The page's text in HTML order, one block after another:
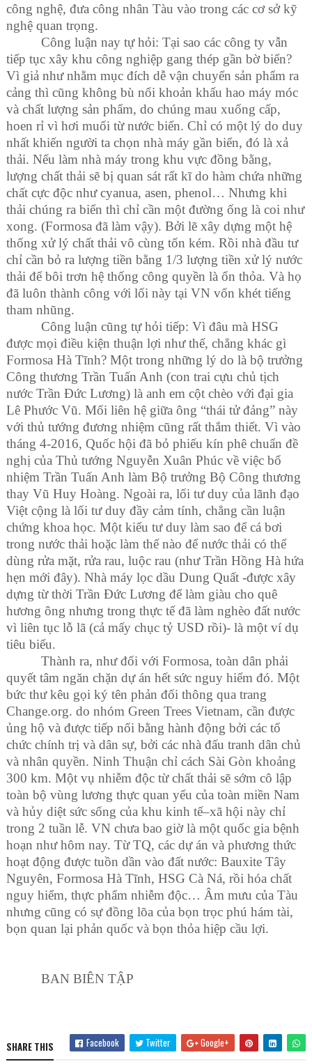
công nghệ, đưa công nhân Tàu vào trong các cơ sở kỹ
nghệ quan trọng.
Công luận nay tự hỏi: Tại sao các công ty vẫn
tiếp tục xây khu công nghiệp gang thép gần bờ biển?
Vì giả như nhằm mục đích dễ vận chuyển sản phẩm ra
cảng thì cũng không bù nổi khoản khấu hao máy móc
và chất lượng sản phẩm, do chúng mau xuống cấp,
hoen rỉ vì hơi muối từ nước biển. Chỉ có một lý do duy
nhất khiến người ta chọn nhà máy gần biển, đó là xả
thải. Nếu làm nhà máy trong khu vực đồng bằng,
lượng chất thải sẽ bị quan sát rất kĩ do hàm chứa những
chất cực độc như cyanua, asen, phenol… Nhưng khi
thải chúng ra biển thì chỉ cần một đường ống là coi như
xong. (Formosa đã làm vậy). Bởi lẽ xây dựng một hệ
thống xử lý chất thải vô cùng tốn kém. Rồi nhà đầu tư
chỉ cần bỏ ra lượng tiền bằng 1/3 lượng tiền xử lý nước
thải để bôi trơn hệ thống công quyền là ổn thỏa. Và họ
đã luôn thành công với lối này tại VN vốn khét tiếng
tham nhũng.
Công luận cũng tự hỏi tiếp: Vì đâu mà HSG
được mọi điều kiện thuận lợi như thế, chẳng khác gì
Formosa Hà Tĩnh? Một trong những lý do là bộ trưởng
Công thương Trần Tuấn Anh (con trai cựu chủ tịch
nước Trần Đức Lương) là anh em cột chèo với đại gia
Lê Phước Vũ. Mối liên hệ giữa ông “thái tử đảng” này
với thủ tướng đương nhiệm cũng rất thắm thiết. Vì vào
tháng 4-2016, Quốc hội đã bỏ phiếu kín phê chuẩn đề
nghị của Thủ tướng Nguyễn Xuân Phúc về việc bổ
nhiệm Trần Tuấn Anh làm Bộ trưởng Bộ Công thương
thay Vũ Huy Hoàng. Ngoài ra, lối tư duy của lãnh đạo
Việt cộng là lối tư duy đầy cảm tính, chẳng cần luận
chứng khoa học. Một kiểu tư duy làm sao để cá bơi
trong nước thải hoặc làm thế nào để nước thải có thể
dùng rửa mặt, rửa rau, luộc rau (như Trần Hồng Hà hứa
hẹn mới đây). Nhà máy lọc dầu Dung Quất -được xây
dựng từ thời Trần Đức Lương để làm giàu cho quê
hương ông nhưng trong thực tế đã làm nghèo đất nước
vì liên tục lỗ lã (cả mấy chục tỷ USD rồi)- là một ví dụ
tiêu biểu.
Thành ra, như đối với Formosa, toàn dân phải
quyết tâm ngăn chặn dự án hết sức nguy hiểm đó. Một
bức thư kêu gọi ký tên phản đối thông qua trang
Change.org. do nhóm Green Trees Vietnam, cần được
ủng hộ và được tiếp nối bằng hành động bởi các tổ
chức chính trị và dân sự, bởi các nhà đấu tranh dân chủ
và nhân quyền. Ninh Thuận chỉ cách Sài Gòn khoảng
300 km. Một vụ nhiễm độc từ chất thải sẽ sớm cô lập
toàn bộ vùng lương thực quan yếu của toàn miền Nam
và hủy diệt sức sống của khu kinh tế–xã hội này chỉ
trong 2 tuần lễ. VN chưa bao giờ là một quốc gia bệnh
hoạn như hôm nay. Từ TQ, các dự án và phương thức
hoạt động được tuồn dần vào đất nước: Bauxite Tây
Nguyên, Formosa Hà Tĩnh, HSG Cà Ná, rồi hóa chất
nguy hiểm, thực phẩm nhiễm độc… Âm mưu của Tàu
nhưng cũng có sự đồng lõa của bọn trọc phú hám tài,
bọn quan lại phản quốc và bọn thỏa hiệp cầu lợi.
BAN BIÊN TẬP
SHARE THIS Facebook Twitter Google+